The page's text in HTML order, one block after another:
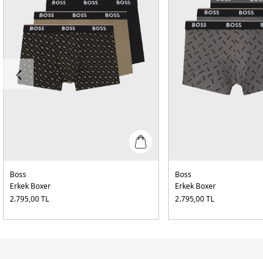
Boss
Erkek Boxer
2.795,00TL
Boss
Erkek Boxer
2.795,00TL